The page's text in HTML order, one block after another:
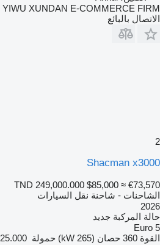
YIWU XUNDAN E-COMMERCE FIRM
الاتصال بالبائع
2
Shacman x3000
TND 249,000.000 $85,000 ≈ €73,570
الشاحنات - شاحنة نقل السيارات
2026
حالة المركبة جديد
Euro 5
القوة 360 حصان (265 kW) حمولة 25.000 كجم